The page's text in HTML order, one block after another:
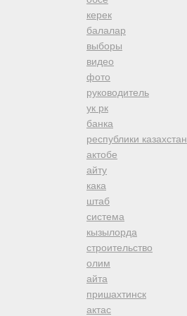
керек
балалар
выборы
видео
фото
руководитель
ук рк
банка
республики казахстан
актобе
айту
кака
штаб
система
кызылорда
строительство
олим
айта
пришахтинск
актас